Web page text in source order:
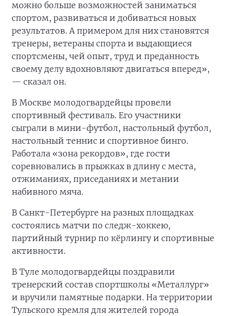
можно больше возможностей заниматься
спортом, развиваться и добиваться новых
результатов. А примером для них становятся
тренеры, ветераны спорта и выдающиеся
спортсмены, чей опыт, труд и преданность
своему делу вдохновляют двигаться вперед»,
— сказал он.
В Москве молодогвардейцы провели
спортивный фестиваль. Его участники
сыграли в мини-футбол, настольный футбол,
настольный теннис и спортивное бинго.
Работала «зона рекордов», где гости
соревновались в прыжках в длину с места,
отжиманиях, приседаниях и метании
набивного мяча.
В Санкт-Петербурге на разных площадках
состоялись матчи по следж-хоккею,
партийный турнир по кёрлингу и спортивные
активности.
В Туле молодогвардейцы поздравили
тренерский состав спортшколы «Металлург»
и вручили памятные подарки. На территории
Тульского кремля для жителей города